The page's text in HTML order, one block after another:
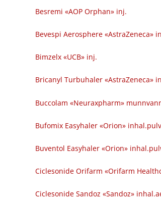
Besremi «AOP Orphan» inj.
Bevespi Aerosphere «AstraZeneca»
Bimzelx «UCB» inj.
Bricanyl Turbuhaler «AstraZeneca»
Buccolam «Neuraxpharm»
Bufomix Easyhaler «Orion»
Buventol Easyhaler «Orion»
Ciclesonide Orifarm «Orifarm
Ciclesonide Sandoz «Sandoz»